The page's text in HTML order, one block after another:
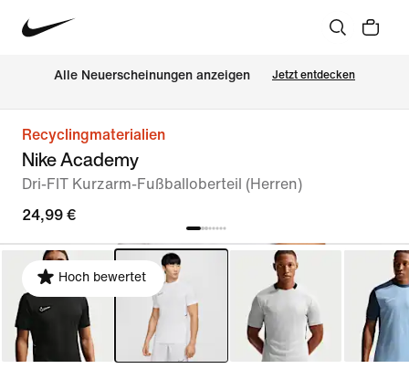
Alle Neuerscheinungen anzeigen Jetzt entdecken
Recyclingmaterialien
Nike Academy
Dri-FIT Kurzarm-Fußballoberteil (Herren)
24,99 €
Hoch bewertet